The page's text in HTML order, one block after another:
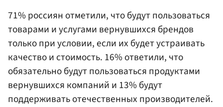
71% россиян отметили, что будут пользоваться
товарами и услугами вернувшихся брендов
только при условии, если их будет устраивать
качество и стоимость. 16% ответили, что
обязательно будут пользоваться продуктами
вернувшихся компаний и 13% будут
поддерживать отечественных производителей.